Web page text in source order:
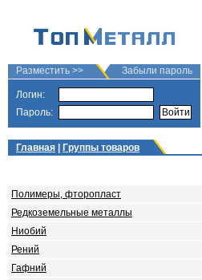
Разместить >> Забыли пароль
Логин:
Пароль:
Главная
Группы товаров
Полимеры, фторопласт
Редкоземельные металлы
Ниобий
Рений
Гафний